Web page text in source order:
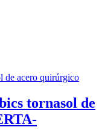
tornasol de